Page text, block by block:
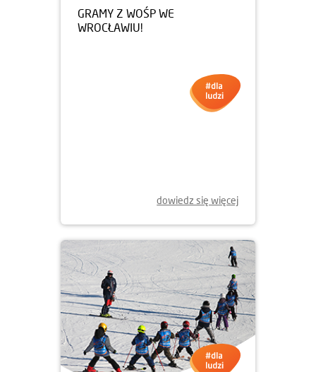
dowiedz się więcej